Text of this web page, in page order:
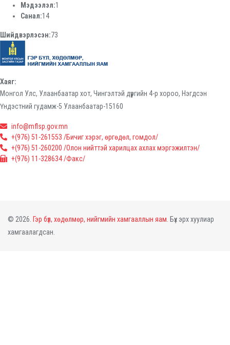
Мэдээлэл:1
Санал:14
Шийдвэрлэсэн:73
Хаяг:
Монгол Улс, Улаанбаатар хот, Чингэлтэй дүүргийн 4-р хороо, Нэгдсэн
Үндэстний гудамж-5 Улаанбаатар-15160
info@mflsp.gov.mn
+(976) 51-261553 /Бичиг хэрэг, өргөдөл, гомдол/
+(976) 51-260200 /Олон нийттэй харилцах ахлах мэргэжилтэн/
+(976) 11-328634 /Факс/
© 2026. Гэр бүл, хөдөлмөр, нийгмийн хамгааллын яам. Бүх эрх хуулиар
хамгаалагдсан.